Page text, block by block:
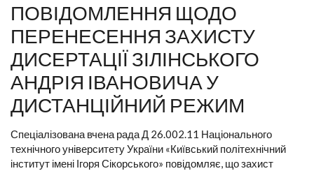
ПОВІДОМЛЕННЯ ЩОДО
ПЕРЕНЕСЕННЯ ЗАХИСТУ
ДИСЕРТАЦІЇ ЗІЛІНСЬКОГО
АНДРІЯ ІВАНОВИЧА У
ДИСТАНЦІЙНИЙ РЕЖИМ
Спеціалізована вчена рада Д 26.002.11 Національного
технічного університету України «Київський політехнічний
інститут імені Ігоря Сікорського» повідомляє, що захист